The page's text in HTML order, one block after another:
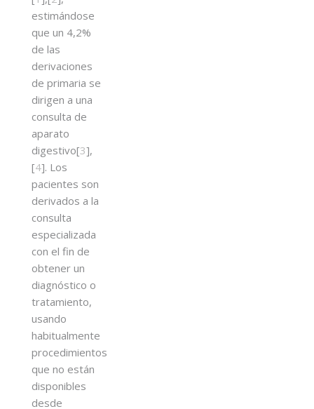
estimándose
que un 4,2%
de las
derivaciones
de primaria se
dirigen a una
consulta de
aparato
digestivo[3],
[4]. Los
pacientes son
derivados a la
consulta
especializada
con el fin de
obtener un
diagnóstico o
tratamiento,
usando
habitualmente
procedimientos
que no están
disponibles
desde